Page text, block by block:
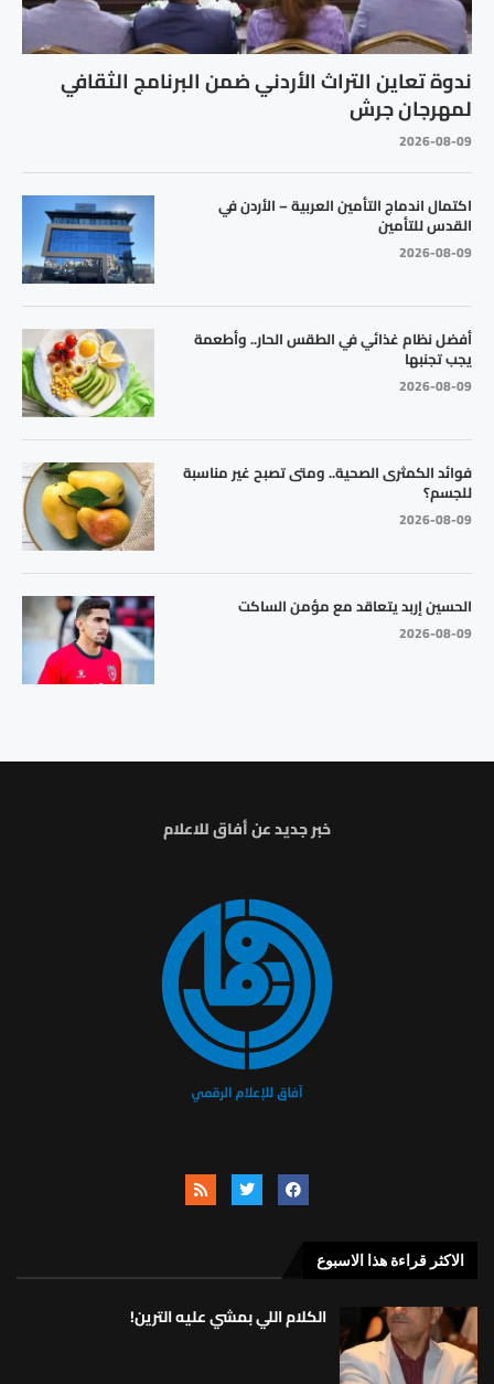
ندوة تعاين التراث الأردني ضمن البرنامج الثقافي
لمهرجان جرش
2026-08-09
اكتمال اندماج التأمين العربية – الأردن في
القدس للتأمين
2026-08-09
أفضل نظام غذائي في الطقس الحار.. وأطعمة
يجب تجنبها
2026-08-09
فوائد الكمثرى الصحية.. ومتى تصبح غير مناسبة
للجسم؟
2026-08-09
الحسين إربد يتعاقد مع مؤمن الساكت
2026-08-09
خبر جديد عن أفاق للاعلام
الاكثر قراءة هذا الاسبوع
الكلام اللي بمشي عليه الترين!